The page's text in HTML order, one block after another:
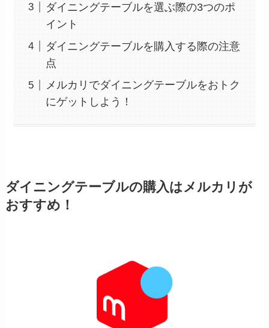
ダイニングテーブルを選ぶ際の3つのポ
イント
ダイニングテーブルを購入する際の注意
点
メルカリでダイニングテーブルをおトク
にゲットしよう！
ダイニングテーブルの購入はメルカリが
おすすめ！